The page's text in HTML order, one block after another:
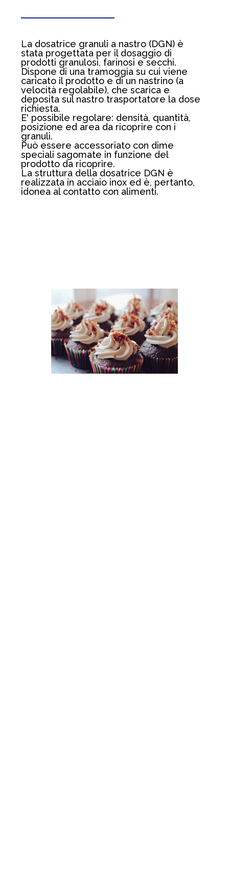
La dosatrice granuli a nastro (DGN) è
stata progettata per il dosaggio di
prodotti granulosi, farinosi e secchi.
Dispone di una tramoggia su cui viene
caricato il prodotto e di un nastrino (a
velocità regolabile), che scarica e
deposita sul nastro trasportatore la dose
richiesta.
E' possibile regolare: densità, quantità,
posizione ed area da ricoprire con i
granuli.
Può essere accessoriato con dime
speciali sagomate in funzione del
prodotto da ricoprire.
La struttura della dosatrice DGN è
realizzata in acciaio inox ed è, pertanto,
idonea al contatto con alimenti.